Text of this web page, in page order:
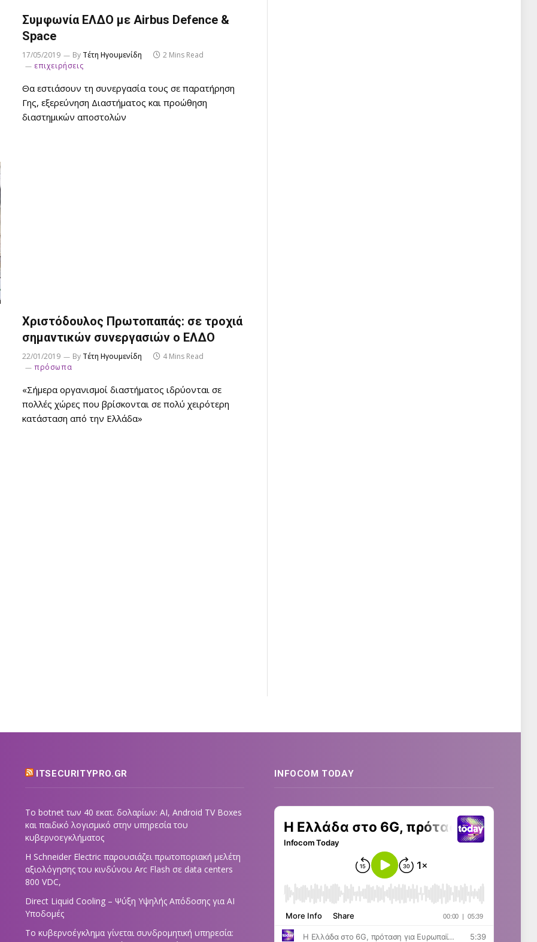
Συμφωνία ΕΛΔΟ με Airbus Defence &
Space
17/05/2019 By Τέτη Ηγουμενίδη
2 Mins Read
επιχειρήσεις
Θα εστιάσουν τη συνεργασία τους σε παρατήρηση
Γης, εξερεύνηση Διαστήματος και προώθηση
διαστημικών αποστολών
Χριστόδουλος Πρωτοπαπάς: σε τροχιά
σημαντικών συνεργασιών ο ΕΛΔΟ
22/01/2019 By Τέτη Ηγουμενίδη
4 Mins Read
πρόσωπα
«Σήμερα οργανισμοί διαστήματος ιδρύονται σε
πολλές χώρες που βρίσκονται σε πολύ χειρότερη
κατάσταση από την Ελλάδα»
ITSECURITYPRO.GR
Το botnet των 40 εκατ. δολαρίων: AI, Android TV Boxes
και παιδικό λογισμικό στην υπηρεσία του
κυβερνοεγκλήματος
Η Schneider Electric παρουσιάζει πρωτοποριακή μελέτη
αξιολόγησης του κινδύνου Arc Flash σε data centers
800 VDC,
Direct Liquid Cooling – Ψύξη Υψηλής Απόδοσης για AI
Υποδομές
Το κυβερνοέγκλημα γίνεται συνδρομητική υπηρεσία:
INFOCOM TODAY